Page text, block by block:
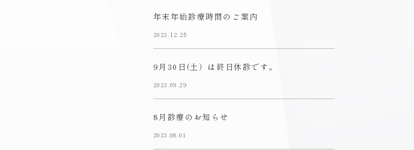
年末年始診療時間のご案内
2023.12.25
9月30日(土）は終日休診です。
2023.09.29
8月診療のお知らせ
2023.08.01